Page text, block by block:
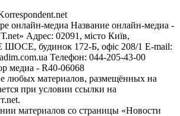
онлайн-медиа Название онлайн-медиа -
Адрес: 02091, місто Київ,
будинок 172-Б, офіс 208/1 E-mail:
Телефон: 044-205-43-00
медиа - R40-06068
любых материалов, размещённых на
при условии ссылки на
материалов со страницы «Новости